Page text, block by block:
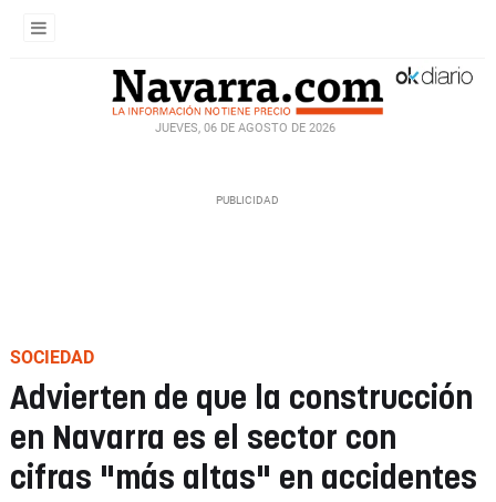
JUEVES, 06 DE AGOSTO DE 2026
SOCIEDAD
Advierten de que la construcción
en Navarra es el sector con
cifras "más altas" en accidentes